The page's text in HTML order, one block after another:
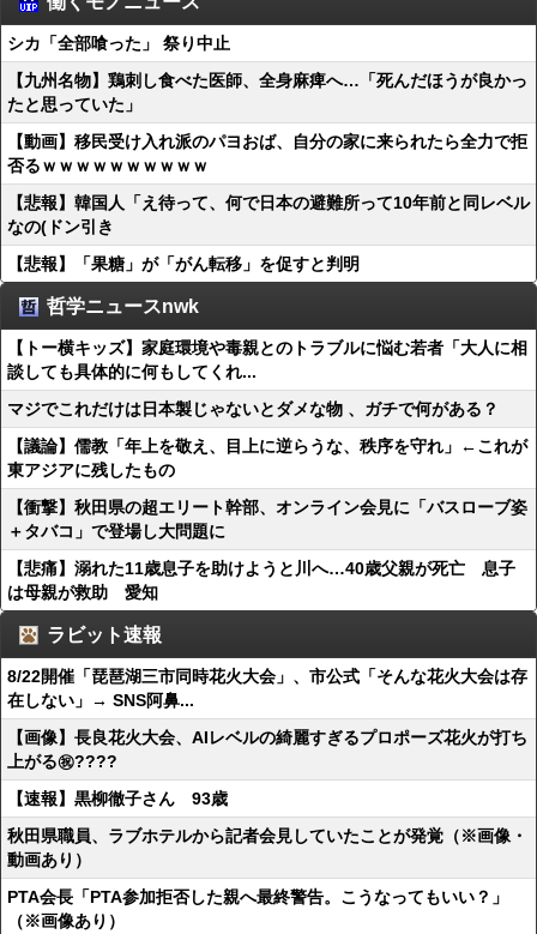
シカ「全部喰った」 祭り中止
【九州名物】鶏刺し食べた医師、全身麻痺へ…「死んだほうが良かっ
たと思っていた」
【動画】移民受け入れ派のパヨおば、自分の家に来られたら全力で拒
否るｗｗｗｗｗｗｗｗｗｗ
【悲報】韓国人「え待って、何で日本の避難所って10年前と同レベル
なの(ドン引き
【悲報】「果糖」が「がん転移」を促すと判明
哲学ニュースnwk
【トー横キッズ】家庭環境や毒親とのトラブルに悩む若者「大人に相
談しても具体的に何もしてくれ...
マジでこれだけは日本製じゃないとダメな物 、ガチで何がある？
【議論】儒教「年上を敬え、目上に逆らうな、秩序を守れ」←これが
東アジアに残したもの
【衝撃】秋田県の超エリート幹部、オンライン会見に「バスローブ姿
＋タバコ」で登場し大問題に
【悲痛】溺れた11歳息子を助けようと川へ…40歳父親が死亡 息子
は母親が救助 愛知
ラビット速報
8/22開催「琵琶湖三市同時花火大会」、市公式「そんな花火大会は存
在しない」→ SNS阿鼻...
【画像】長良花火大会、AIレベルの綺麗すぎるプロポーズ花火が打ち
上がる㊗????
【速報】黒柳徹子さん 93歳
秋田県職員、ラブホテルから記者会見していたことが発覚（※画像・
動画あり）
PTA会長「PTA参加拒否した親へ最終警告。こうなってもいい？」
（※画像あり）